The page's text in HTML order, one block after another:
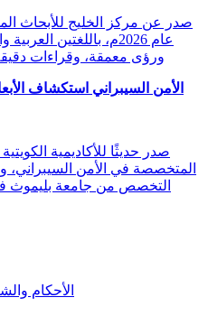
صدر عن مركز الخليج للأبحاث
عام 2026م، باللغتين
ورؤى معمقة، وقراءات
الأمن السيبراني استكشاف
المتخصصة في الأمن السيبراني،
التخصص من جامعة بليموث
الأحكام